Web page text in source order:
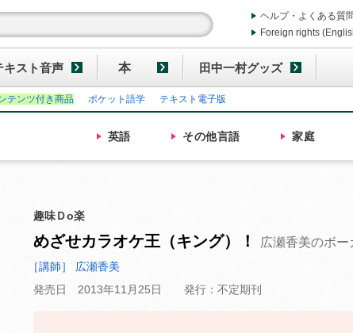
ヘルプ・よくある質
Foreign rights
キスト音声 本 田中一村グッズ
テンツ付き商品 ポケット語学 テキスト電子版
英語 その他言語 家庭
趣味Ｄo楽
めざせカラオケ王（キング）！ 広瀬香美のボ
［講師］ 広瀬香美
発売日 2013年11月25日
発行：不定期刊